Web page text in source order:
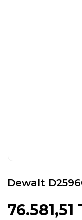
Dewalt
76.581,51